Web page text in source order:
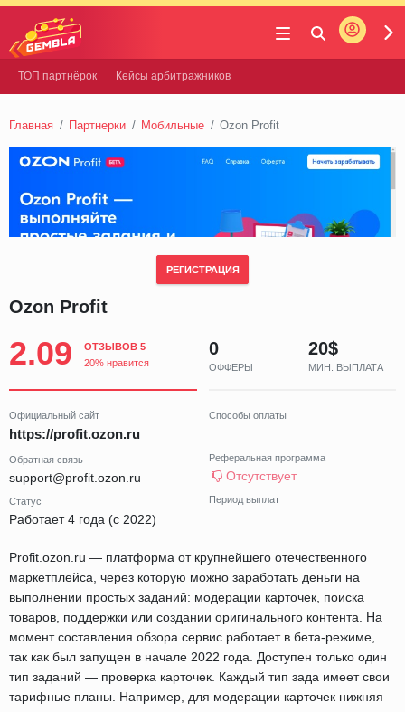
Gembla
Войти
ТОП партнёрок Кейсы арбитражников
Главная Партнерки Мобильные Ozon Profit
Ozon Profit
2.09
ОТЗЫВОВ 5
20% нравится
0
ОФФЕРЫ
20$
МИН. ВЫПЛАТА
Официальный сайт
https://profit.ozon.ru
Обратная связь
support@profit.ozon.ru
Статус
Работает 4 года (с 2022)
Способы оплаты
Реферальная программа
Отсутствует
Период выплат
Profit.ozon.ru — платформа от крупнейшего отечественного
маркетплейса, через которую можно заработать деньги на
выполнении простых заданий: модерации карточек, поиска
товаров, поддержки или создании оригинального контента. На
момент составления обзора сервис работает в бета-режиме,
так как был запущен в начале 2022 года. Доступен только один
тип заданий — проверка карточек. Каждый тип зада имеет свои
тарифные планы. Например, для модерации карточек нижняя
РЕГИСТРАЦИЯ